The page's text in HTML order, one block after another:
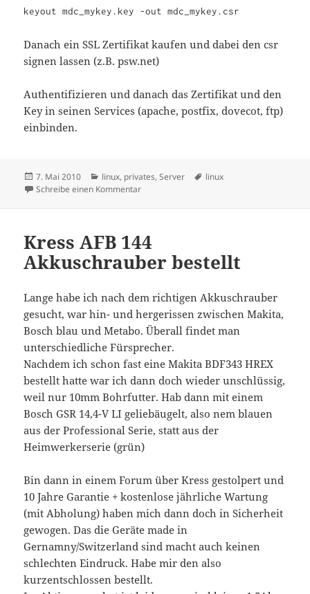
keyout mdc_mykey.key -out mdc_mykey.csr
Danach ein SSL Zertifikat kaufen und dabei den csr
signen lassen (z.B. psw.net)
Authentifizieren und danach das Zertifikat und den
Key in seinen Services (apache, postfix, dovecot, ftp)
einbinden.
Veröffentlicht
am
7. Mai 2010 Kategorien
linux, privates,Server Schlagwörter
linux
Schreibe einen Kommentarzu SSL Zertifikat beantragen
Kress AFB 144
Akkuschrauber bestellt
Lange habe ich nach dem richtigen Akkuschrauber
gesucht, war hin- und hergerissen zwischen Makita,
Bosch blau und Metabo. Überall findet man
unterschiedliche Fürsprecher.
Nachdem ich schon fast eine Makita BDF343 HREX
bestellt hatte war ich dann doch wieder unschlüssig,
weil nur 10mm Bohrfutter. Hab dann mit einem
Bosch GSR 14,4-V LI geliebäugelt, also nem blauen
aus der Professional Serie, statt aus der
Heimwerkerserie (grün)
Bin dann in einem Forum über Kress gestolpert und
10 Jahre Garantie + kostenlose jährliche Wartung
(mit Abholung) haben mich dann doch in Sicherheit
gewogen. Das die Geräte made in
Gernamny/Switzerland sind macht auch keinen
schlechten Eindruck. Habe mir den also
kurzentschlossen bestellt.